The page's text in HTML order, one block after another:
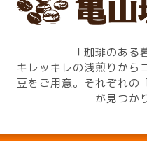
「珈琲のある
キレッキレの浅煎りから
豆をご用意。それぞれの
が見つか